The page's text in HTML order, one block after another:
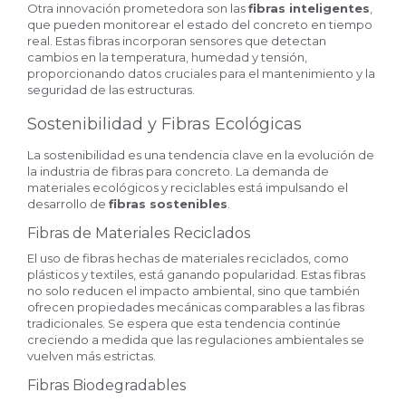
Otra innovación prometedora son lasfibras inteligentes
que pueden monitorear el estado del concreto en tiempo
real. Estas fibras incorporan sensores que detectan
cambios en la temperatura, humedad y tensión,
proporcionando datos cruciales para el mantenimiento y la
seguridad de las estructuras.
Sostenibilidad y Fibras Ecológicas
La sostenibilidad es una tendencia clave en la evolución de
la industria de fibras para concreto. La demanda de
materiales ecológicos y reciclables está impulsando el
desarrollo de fibras sostenibles
Fibras de Materiales Reciclados
El uso de fibras hechas de materiales reciclados, como
plásticos y textiles, está ganando popularidad. Estas fibras
no solo reducen el impacto ambiental, sino que también
ofrecen propiedades mecánicas comparables a las fibras
tradicionales. Se espera que esta tendencia continúe
creciendo a medida que las regulaciones ambientales se
vuelven más estrictas.
Fibras Biodegradables